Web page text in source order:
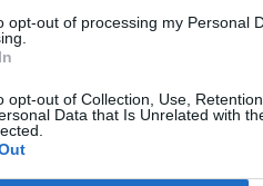
opt-out of processing my Personal
opt-out of Collection, Use,
Data that Is Unrelated with
é sempre muito
to business]”, o qual se